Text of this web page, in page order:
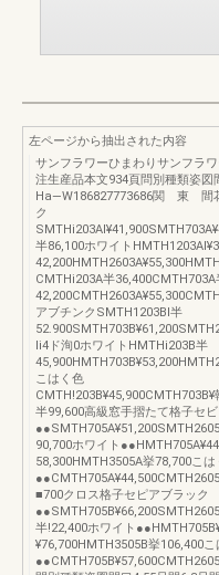
左ページから抽出された内容
サンフラワーひまわりサンフラ
注生産品本文934頁問別種類姿図
Ha―W186827773686関 東 間
ク
半86,100ホワイト
CMTHi203A半36,400CMTH703A
アブチンクSMTH1203BI半
li4ド洵0ホワイトHMTHi203B半
こはく色
半99,600高級窓手摺たて格子セ
90,700ホワイト
58,300HMTH3505A挙78,700こは
■700クロス格子セピアブラック
半!22,400ホワイト
¥76,700HMTH3505B挙106,400こ